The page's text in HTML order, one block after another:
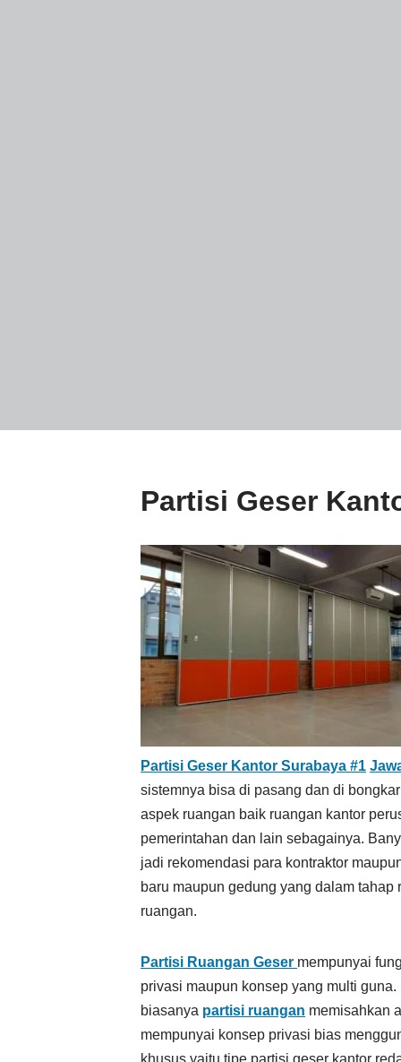
Partisi Geser
Partisi Geser Kantor Surabaya #1
sistemnya bisa di pasang dan di
aspek ruangan baik ruangan kantor
pemerintahan dan lain sebagainya.
jadi rekomendasi para kontraktor
baru maupun gedung yang dalam
ruangan.
Partisi Ruangan Geser mempunyai
privasi maupun konsep yang multi
biasanya partisi ruangan memisahkan
mempunyai konsep privasi bias
khusus yaitu tipe partisi geser kantor